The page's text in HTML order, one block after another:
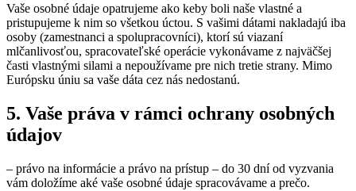
Vaše osobné údaje opatrujeme ako keby boli naše vlastné a
pristupujeme k nim so všetkou úctou. S vašimi dátami nakladajú iba
osoby (zamestnanci a spolupracovníci), ktorí sú viazaní
mlčanlivosťou, spracovateľské operácie vykonávame z najväčšej
časti vlastnými silami a nepoužívame pre nich tretie strany. Mimo
Európsku úniu sa vaše dáta cez nás nedostanú.
5. Vaše práva v rámci ochrany osobných
údajov
– právo na informácie a právo na prístup – do 30 dní od vyzvania
vám doložíme aké vaše osobné údaje spracovávame a prečo.